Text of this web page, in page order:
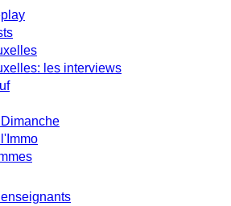
les interviews